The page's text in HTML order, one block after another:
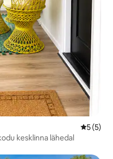
5 (5)
kesklinna lähedal